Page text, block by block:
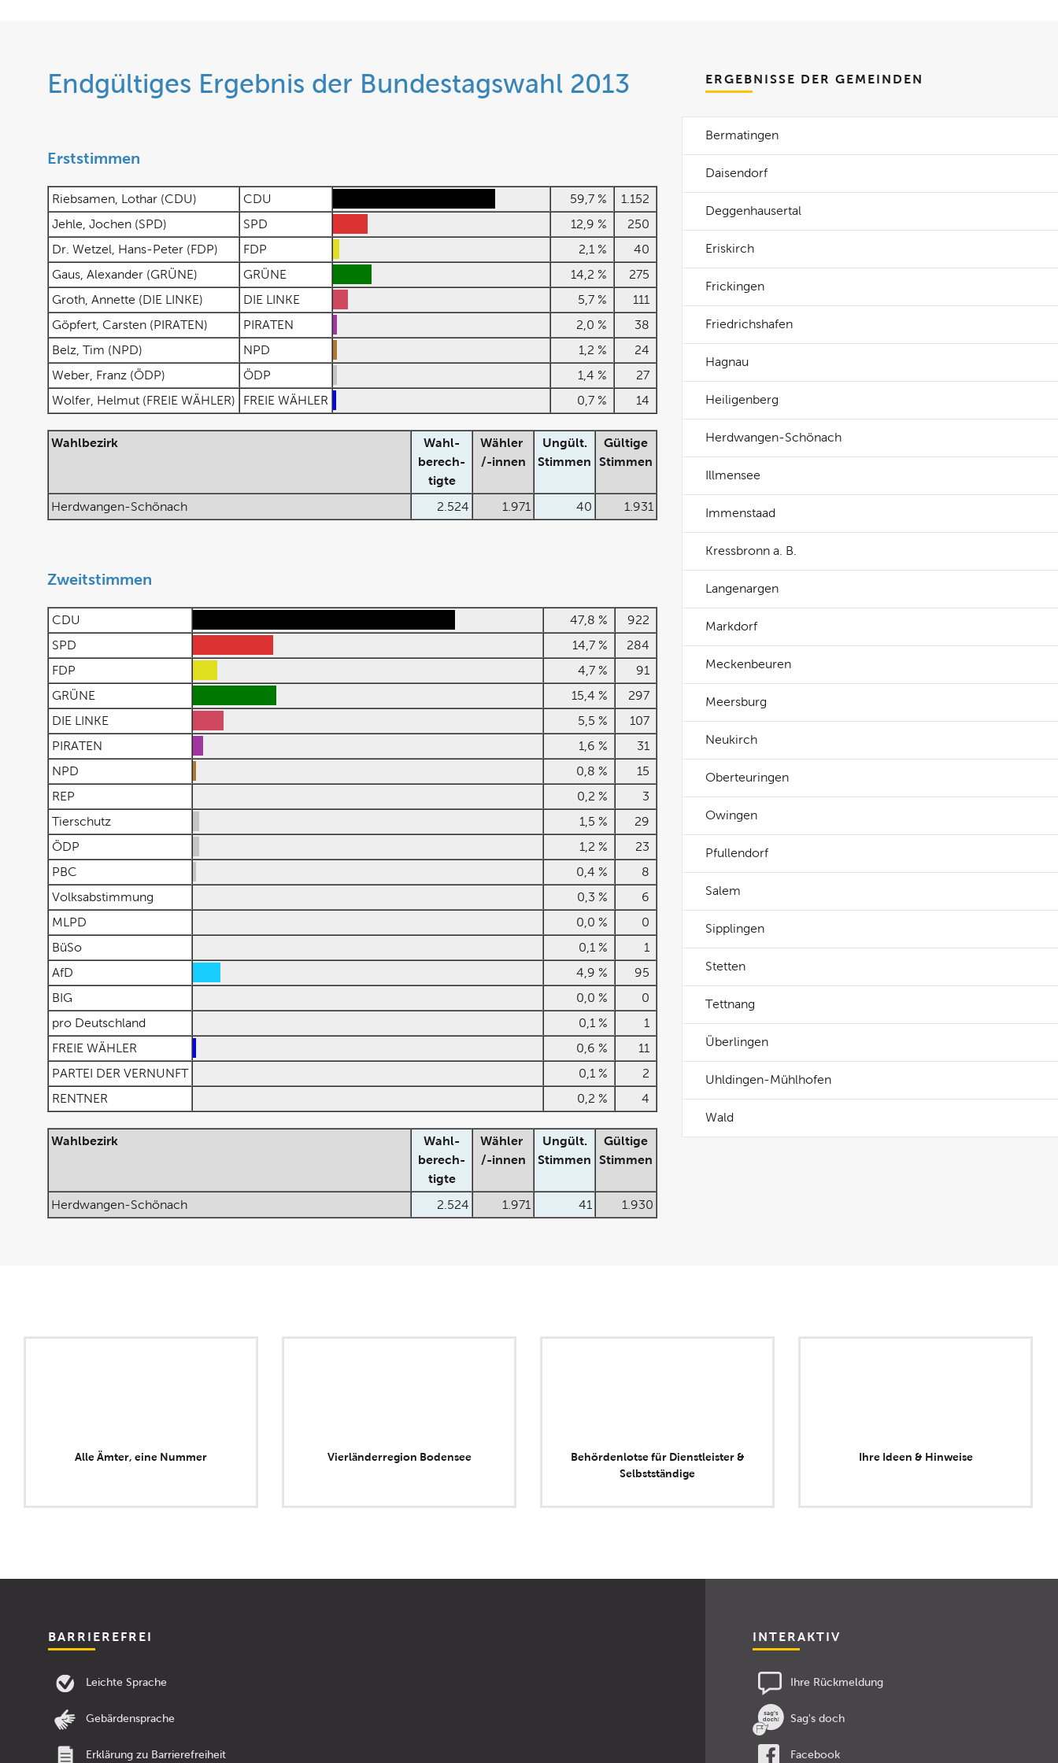
ERGEBNISSE DER GEMEINDEN
Bermatingen
Daisendorf
Deggenhausertal
Eriskirch
Frickingen
Friedrichshafen
Hagnau
Heiligenberg
Herdwangen-Schönach
Illmensee
Immenstaad
Kressbronn a. B.
Langenargen
Markdorf
Meckenbeuren
Meersburg
Neukirch
Oberteuringen
Owingen
Pfullendorf
Salem
Sipplingen
Stetten
Tettnang
Überlingen
Uhldingen-Mühlhofen
Wald
Endgültiges Ergebnis der Bundestagswahl 2013
Erststimmen
Riebsamen, Lothar (CDU) CDU 59,7 %
1.152
Jehle, Jochen (SPD)
SPD 12,9 %
250
Dr. Wetzel, Hans-Peter (FDP)
FDP 2,1 %
40
Gaus, Alexander (GRÜNE)
GRÜNE 14,2 %
275
Groth, Annette (DIE LINKE)
DIE LINKE 5,7 %
111
Göpfert, Carsten (PIRATEN)
PIRATEN 2,0 %
38
Belz, Tim (NPD)
NPD 1,2 %
24
Weber, Franz (ÖDP)
ÖDP 1,4 %
27
Wolfer, Helmut (FREIE WÄHLER)
FREIE WÄHLER 0,7 % 14
Wahlbezirk
Wahl-
berech-
tigte
Wähler
/-innen
Ungült.
Stimmen
Gültige
Stimmen
Herdwangen-Schönach 2.524 1.971 40 1.931
Zweitstimmen
CDU 47,8 %
922
SPD
14,7 %
284
FDP
4,7 %
91
GRÜNE
15,4 %
297
DIE LINKE
5,5 %
107
PIRATEN
1,6 %
31
NPD
0,8 %
15
REP
0,2 %
3
Tierschutz
1,5 %
29
ÖDP
1,2 %
23
PBC
0,4 %
8
Volksabstimmung
0,3 %
6
MLPD
0,0 %
0
BüSo
0,1 %
1
AfD
4,9 %
95
BIG
0,0 %
0
pro Deutschland
0,1 %
1
FREIE WÄHLER
0,6 %
11
PARTEI DER VERNUNFT
0,1 %
2
RENTNER
0,2 % 4
Wahlbezirk
Wahl-
berech-
tigte
Wähler
/-innen
Ungült.
Stimmen
Gültige
Stimmen
Herdwangen-Schönach 2.524 1.971 41 1.930
Alle Ämter, eine Nummer Vierländerregion Bodensee
Behördenlotse für Dienstleister &
Selbstständige
Ihre Ideen & Hinweise
BARRIEREFREI
Leichte Sprache
Gebärdensprache
Erklärung zu Barrierefreiheit
INTERAKTIV
Ihre Rückmeldung
Sag's doch
Facebook